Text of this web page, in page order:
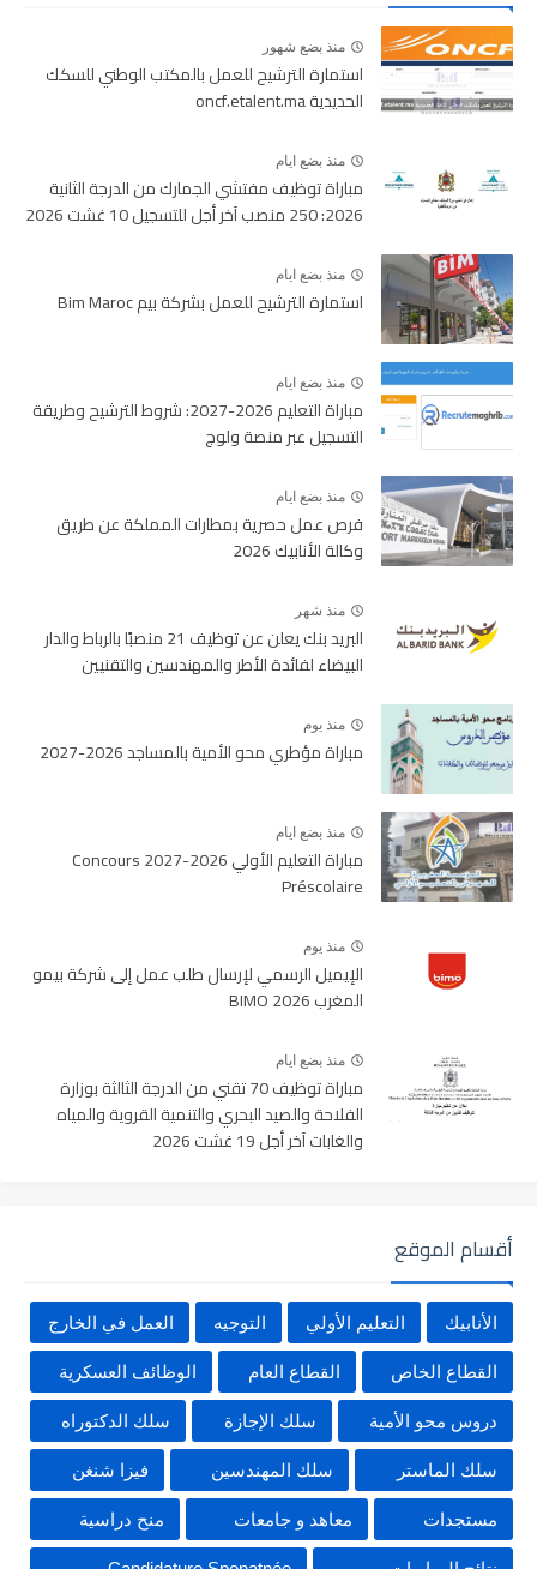
منذ بضع شهور
استمارة الترشيح للعمل بالمكتب الوطني للسكك
الحديدية oncf.etalent.ma
منذ بضع ايام
مباراة توظيف مفتشي الجمارك من الدرجة الثانية
2026: 250 منصب آخر أجل للتسجيل 10 غشت 2026
منذ بضع ايام
استمارة الترشيح للعمل بشركة بيم Bim Maroc
منذ بضع ايام
مباراة التعليم 2026-2027: شروط الترشيح وطريقة
التسجيل عبر منصة ولوج
منذ بضع ايام
فرص عمل حصرية بمطارات المملكة عن طريق
وكالة الأنابيك 2026
منذ شهر
البريد بنك يعلن عن توظيف 21 منصبًا بالرباط والدار
البيضاء لفائدة الأطر والمهندسين والتقنيين
منذ يوم
مباراة مؤطري محو الأمية بالمساجد 2026-2027
منذ بضع ايام
مباراة التعليم الأولي 2026-2027 Concours
Préscolaire
منذ يوم
الإيميل الرسمي لإرسال طلب عمل إلى شركة بيمو
المغرب BIMO 2026
منذ بضع ايام
مباراة توظيف 70 تقني من الدرجة الثالثة بوزارة
الفلاحة والصيد البحري والتنمية القروية والمياه
والغابات آخر أجل 19 غشت 2026
أقسام الموقع
الأنابيك التعليم الأولي التوجيه العمل في الخارج
القطاع الخاص القطاع العام الوظائف العسكرية
دروس محو الأمية سلك الإجازة سلك الدكتوراه
سلك الماستر سلك المهندسين فيزا شنغن
مستجدات معاهد و جامعات منح دراسية